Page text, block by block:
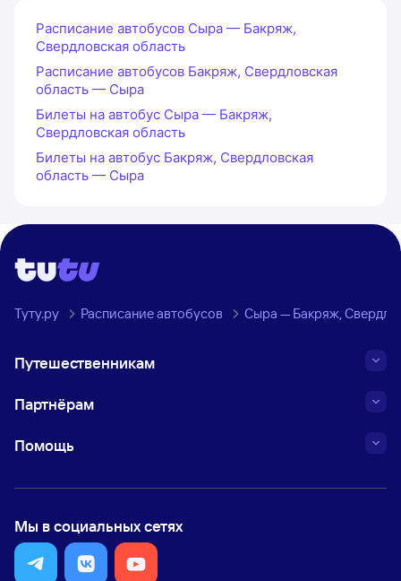
Расписание автобусов Сыра — Бакряж,
Свердловская область
Расписание автобусов Бакряж, Свердловская
область — Сыра
Билеты на автобус Сыра — Бакряж,
Свердловская область
Билеты на автобус Бакряж, Свердловская
область — Сыра
Туту.ру Расписание автобусов Сыра — Бакряж,
Путешественникам
Партнёрам
Помощь
Мы в социальных сетях